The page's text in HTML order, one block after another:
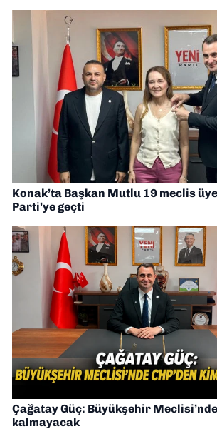
Konak’ta Başkan Mutlu 19 meclis
Parti’ye geçti
Çağatay Güç: Büyükşehir Meclisi’nde
kalmayacak